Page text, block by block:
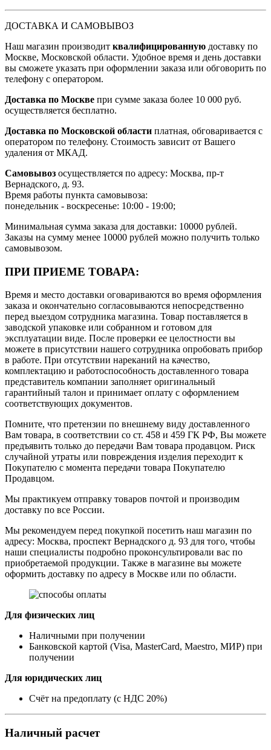
ДОСТАВКА И САМОВЫВОЗ
Наш магазин производит квалифицированную доставку по
Москве, Московской области. Удобное время и день доставки
вы сможете указать при оформлении заказа или обговорить по
телефону с оператором.
Доставка по Москве при сумме заказа более 10 000 руб.
осуществляется бесплатно.
Доставка по Московской области платная, обговаривается с
оператором по телефону. Стоимость зависит от Вашего
удаления от МКАД.
Самовывоз осуществляется по адресу: Москва, пр-т
Вернадского, д. 93.
Время работы пункта самовывоза:
понедельник - воскресенье: 10:00 - 19:00;
Минимальная сумма заказа для доставки: 10000 рублей.
Заказы на сумму менее 10000 рублей можно получить только
самовывозом.
ПРИ ПРИЕМЕ ТОВАРА:
Время и место доставки оговариваются во время оформления
заказа и окончательно согласовываются непосредственно
перед выездом сотрудника магазина. Товар поставляется в
заводской упаковке или собранном и готовом для
эксплуатации виде. После проверки ее целостности вы
можете в присутствии нашего сотрудника опробовать прибор
в работе. При отсутствии нареканий на качество,
комплектацию и работоспособность доставленного товара
представитель компании заполняет оригинальный
гарантийный талон и принимает оплату с оформлением
соответствующих документов.
Помните, что претензии по внешнему виду доставленного
Вам товара, в соответствии со ст. 458 и 459 ГК РФ, Вы можете
предъявить только до передачи Вам товара продавцом. Риск
случайной утраты или повреждения изделия переходит к
Покупателю с момента передачи товара Покупателю
Продавцом.
Мы практикуем отправку товаров почтой и производим
доставку по все России.
Мы рекомендуем перед покупкой посетить наш магазин по
адресу: Москва, проспект Вернадского д. 93 для того, чтобы
наши специалисты подробно проконсультировали вас по
приобретаемой продукции. Также в магазине вы можете
оформить доставку по адресу в Москве или по области.
Для физических лиц
Наличными при получении
Банковской картой (Visa, MasterCard, Maestro, МИР) при
получении
Для юридических лиц
Счёт на предоплату (с НДС 20%)
Наличный расчет